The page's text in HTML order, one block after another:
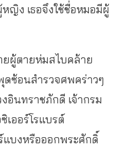
ญิง เธอจึงใช้ชื่อหมอมีผู้
ผู้ตายห่มสไบคล้าย
ดซ้อนสำรวจศพคร่าวๆ
อินทราชภักดี เจ้ากรม
เออร์โรแบรต์
แบงหรือออกพระศักดิ์